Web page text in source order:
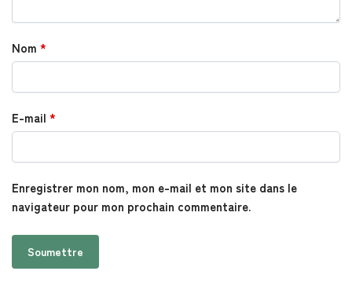
Nom *
E-mail *
Enregistrer mon nom, mon e-mail et mon site dans le
navigateur pour mon prochain commentaire.